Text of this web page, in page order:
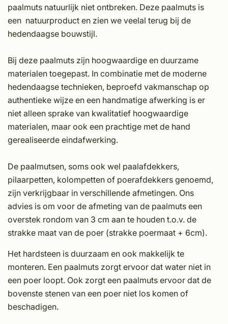
paalmuts natuurlijk niet ontbreken. Deze paalmuts is
een natuurproduct en zien we veelal terug bij de
hedendaagse bouwstijl.
Bij deze paalmuts zijn hoogwaardige en duurzame
materialen toegepast. In combinatie met de moderne
hedendaagse technieken, beproefd vakmanschap op
authentieke wijze en een handmatige afwerking is er
niet alleen sprake van kwalitatief hoogwaardige
materialen, maar ook een prachtige met de hand
gerealiseerde eindafwerking.
De paalmutsen, soms ook wel paalafdekkers,
pilaarpetten, kolompetten of poerafdekkers genoemd,
zijn verkrijgbaar in verschillende afmetingen. Ons
advies is om voor de afmeting van de paalmuts een
overstek rondom van 3 cm aan te houden t.o.v. de
strakke maat van de poer (strakke poermaat + 6cm).
Het hardsteen is duurzaam en ook makkelijk te
monteren. Een paalmuts zorgt ervoor dat water niet in
een poer loopt. Ook zorgt een paalmuts ervoor dat de
bovenste stenen van een poer niet los komen of
beschadigen.